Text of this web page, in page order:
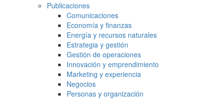
Publicaciones
Comunicaciones
Economía y finanzas
Energía y recursos naturales
Estrategia y gestión
Gestión de operaciones
Innovación y emprendimiento
Marketing y experiencia
Negocios
Personas y organización